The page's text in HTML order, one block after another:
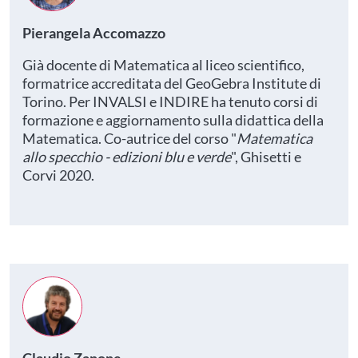
Pierangela Accomazzo
Già docente di Matematica al liceo scientifico,
formatrice accreditata del GeoGebra Institute di
Torino. Per INVALSI e INDIRE ha tenuto corsi di
formazione e aggiornamento sulla didattica della
Matematica. Co-autrice del corso "Matematica
allo specchio - edizioni blu e verde", Ghisetti e
Corvi 2020.